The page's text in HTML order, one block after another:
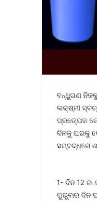
ବନ୍ଧୁଗଣ ନିଜକୁ
ଲକ୍ଷ୍ମୀ
ପ୍ରତ୍ଯେକ
ଦିନକୁ ଘରକୁ
ସମ୍ବଦ୍ଧରେ
1- ଦିନ 12
ଗୁରୁବାର ଦିନ